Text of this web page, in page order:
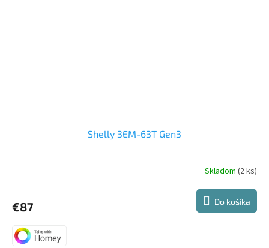
Shelly 3EM-63T Gen3
je
5,0
z
5
Skladom(2 ks)
€87 Do košíka